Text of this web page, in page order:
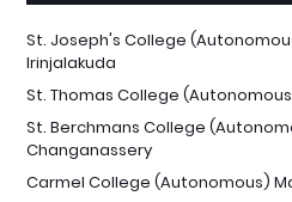
St. Joseph's College
Irinjalakuda
St. Thomas College
St. Berchmans College
Changanassery
Carmel College (Autonomous)